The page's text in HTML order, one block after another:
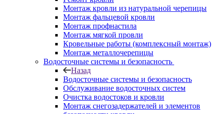
Монтаж кровли из натуральной черепицы
Монтаж фальцевой кровли
Монтаж профнастила
Монтаж мягкой провли
Кровельные работы (комплексный монтаж)
Монтаж металлочерепицы
Водосточные системы и безопасность
Назад
Водосточные системы и безопасность
Обслуживание водосточных систем
Очистка водостоков и кровли
Монтаж снегозадержателей и элементов